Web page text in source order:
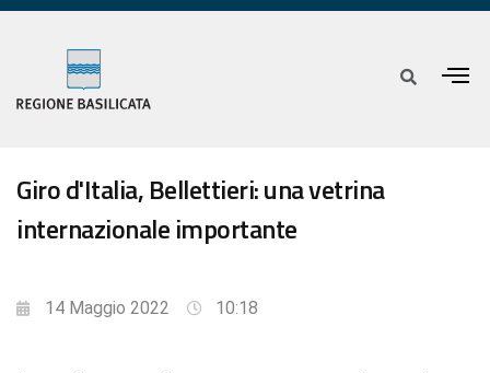
Giro d'Italia, Bellettieri: una vetrina
internazionale importante
14 Maggio 2022 10:18